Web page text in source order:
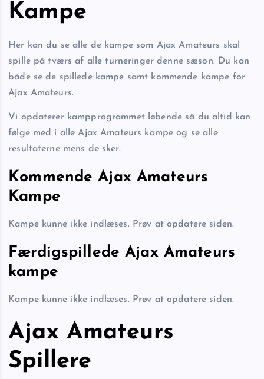
Kampe
Her kan du se alle de kampe som Ajax Amateurs skal
spille på tværs af alle turneringer denne sæson. Du kan
både se de spillede kampe samt kommende kampe for
Ajax Amateurs.
Vi opdaterer kampprogrammet løbende så du altid kan
følge med i alle Ajax Amateurs kampe og se alle
resultaterne mens de sker.
Kommende Ajax Amateurs
Kampe
Kampe kunne ikke indlæses. Prøv at opdatere siden.
Færdigspillede Ajax Amateurs
kampe
Kampe kunne ikke indlæses. Prøv at opdatere siden.
Ajax Amateurs
Spillere